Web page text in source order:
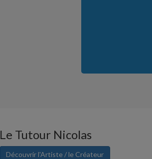
Le Tutour Nicolas
Découvrir l'Artiste / le Créateur